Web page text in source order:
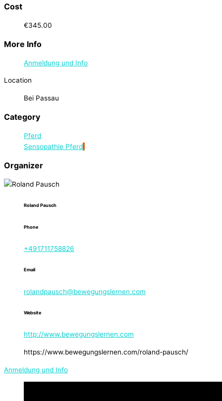
Cost
€345.00
More Info
Anmeldung und Info
Location
Bei Passau
Category
Pferd
Sensopathie Pferd
Organizer
Roland Pausch
Phone
+491711758826
Email
rolandpausch@bewegungslernen.com
Website
http://www.bewegungslernen.com
https://www.bewegungslernen.com/roland-pausch/
Anmeldung und Info